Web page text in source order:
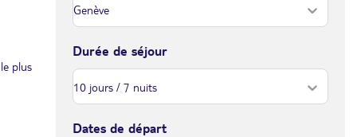
plus
Durée de séjour
Dates de départ
LUN.
28 1492€/pers.
MER.
30 1492€